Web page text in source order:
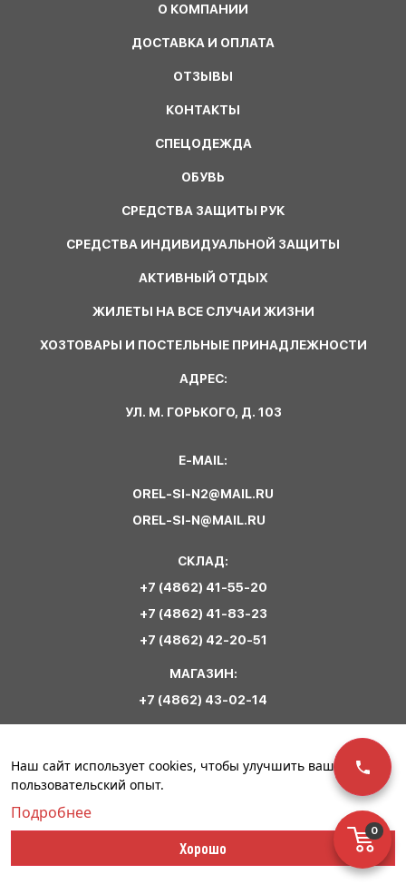
0
О КОМПАНИИ
ДОСТАВКА И ОПЛАТА
ОТЗЫВЫ
КОНТАКТЫ
СПЕЦОДЕЖДА
ОБУВЬ
СРЕДСТВА ЗАЩИТЫ РУК
СРЕДСТВА ИНДИВИДУАЛЬНОЙ ЗАЩИТЫ
АКТИВНЫЙ ОТДЫХ
ЖИЛЕТЫ НА ВСЕ СЛУЧАИ ЖИЗНИ
ХОЗТОВАРЫ И ПОСТЕЛЬНЫЕ ПРИНАДЛЕЖНОСТИ
АДРЕС:
УЛ. М. ГОРЬКОГО, Д. 103
E-MAIL:
OREL-SI-N2@MAIL.RU
OREL-SI-N@MAIL.RU
СКЛАД:
+7 (4862) 41-55-20
+7 (4862) 41-83-23
+7 (4862) 42-20-51
МАГАЗИН:
+7 (4862) 43-02-14
Обратная связь
Спецодежда». 2023
Политика
конфиденциальности
Разработка сайта –
Инфо-Сити
Наш сайт использует cookies, чтобы улучшить ваш
пользовательский опыт.
Подробнее
Хорошо